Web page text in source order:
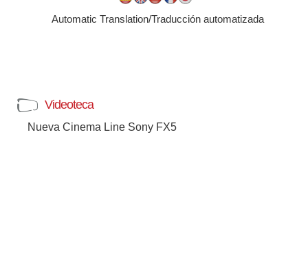
Automatic Translation/Traducción automatizada
Videoteca
Nueva Cinema Line Sony FX5